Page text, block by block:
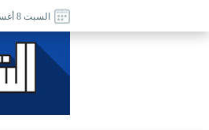
السبت 8 أغسطس 2026